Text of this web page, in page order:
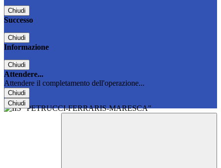
Chiudi
Successo
Chiudi
Informazione
Chiudi
Attendere...
Attendere il completamento dell'operazione...
Chiudi
Chiudi